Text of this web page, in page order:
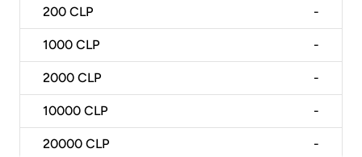
200 CLP -
1000 CLP -
2000 CLP -
10000 CLP -
20000 CLP -